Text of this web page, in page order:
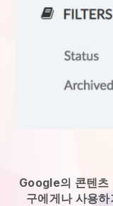
Google의 콘텐츠
구에게나 사용